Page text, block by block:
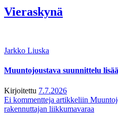
Vieraskynä
Jarkko Liuska
Muuntojoustava suunnittelu
Kirjoitettu 7.7.2026
Ei kommentteja artikkeliin
rakennuttajan liikkumavaraa